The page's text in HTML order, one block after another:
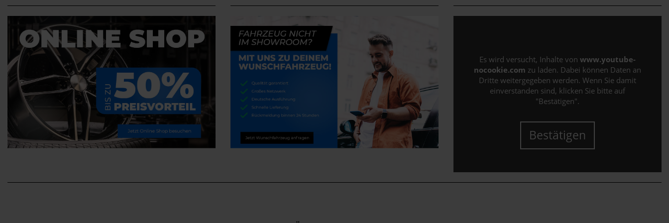
Es wird versucht, Inhalte von www.youtube-
nocookie.com zu laden. Dabei können Daten an
Dritte weitergegeben werden. Wenn Sie damit
einverstanden sind, klicken Sie bitte auf
"Bestätigen".
Bestätigen